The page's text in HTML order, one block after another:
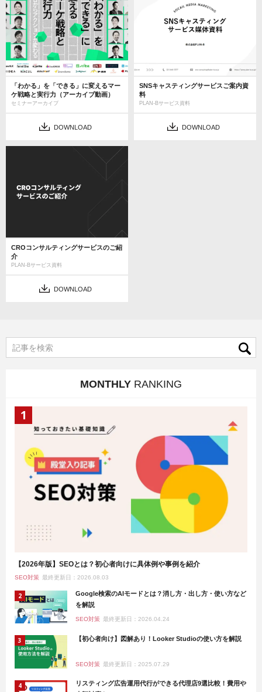
「わかる」を「できる」に変えるマー
ケ戦略と実行力（アーカイブ動画）
セミナーアーカイブ
DOWNLOAD
SNSキャスティングサービスご案内資
料
PLAN-Bサービス資料
DOWNLOAD
CROコンサルティングサービスのご紹
介
PLAN-Bサービス資料
DOWNLOAD
MONTHLY RANKING
【2026年版】SEOとは？初心者向けに具体例や事例を紹介
SEO対策 最終更新日：2026.08.03
Google検索のAIモードとは？消し方・出し方・使い方など
を解説
SEO対策 最終更新日：2026.04.24
【初心者向け】図解あり！Looker Studioの使い方を解説
SEO対策 最終更新日：2025.07.29
リスティング広告運用代行ができる代理店9選比較！費用や